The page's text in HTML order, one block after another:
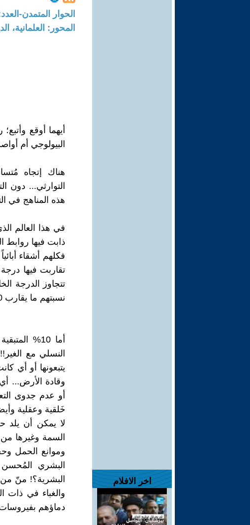
اخر الافلام
الحوار المتمدن-العدد: 5300 - 2016 / 9 / 30 -
المحور: العلمانية،
أيهما أوقع
البيولوجي أم
هناك إتجاه
التوارثي... دون
هذه المناهج في
ذابت فيها روابط
تقاربت فيها
تتجاوز الدرجة
نسبتهم ما يقارب 90% من مجمل البشر...!!!
أما 10%
النسلي مع
وقادة الأرض...
أو عدم جدوى
خَلقية وعقلية
لا يمكن أن يلد
السمة وغيرها
وموانع الحمل
البشري
البشرية؟! منّ من
والغباء في ذات
دماؤهم